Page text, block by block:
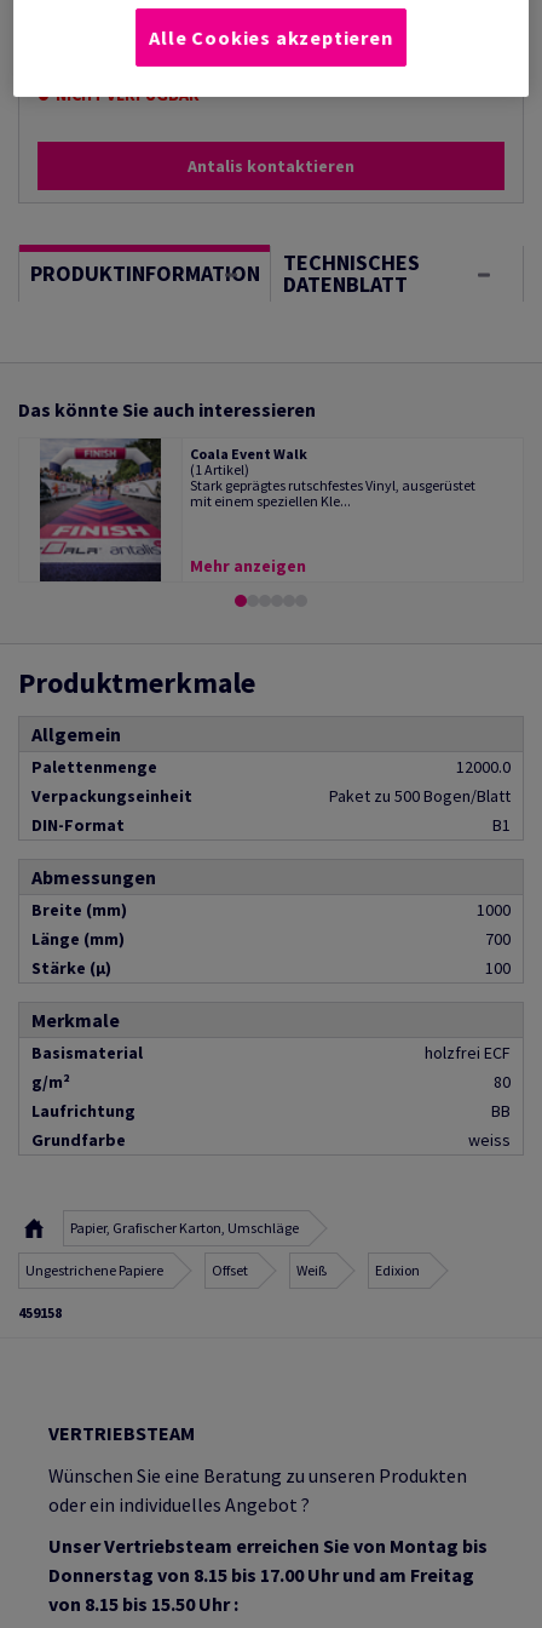
NICHT VERFÜGBAR
Antalis kontaktieren
PRODUKTINFORMATION TECHNISCHES
DATENBLATT
Das könnte Sie auch interessieren
Coala Event Walk
(1 Artikel)
Stark geprägtes rutschfestes Vinyl, ausgerüstet
mit einem speziellen Kle...
Mehr anzeigen
Produktmerkmale
Allgemein
Palettenmenge
12000.0
Verpackungseinheit
Paket zu 500 Bogen/Blatt
DIN-Format
B1
Abmessungen
Breite (mm)
1000
Länge (mm)
700
Stärke (µ)
100
Merkmale
Basismaterial
holzfrei ECF
g/m²
80
Laufrichtung
BB
Grundfarbe
weiss
Papier, Grafischer Karton, Umschläge
Ungestrichene Papiere Offset Weiß Edixion
459158
VERTRIEBSTEAM
Wünschen Sie eine Beratung zu unseren Produkten
oder ein individuelles Angebot ?
Unser Vertriebsteam erreichen Sie von Montag bis
Donnerstag von 8.15 bis 17.00 Uhr und am Freitag
von 8.15 bis 15.50 Uhr :
Alle Cookies akzeptieren